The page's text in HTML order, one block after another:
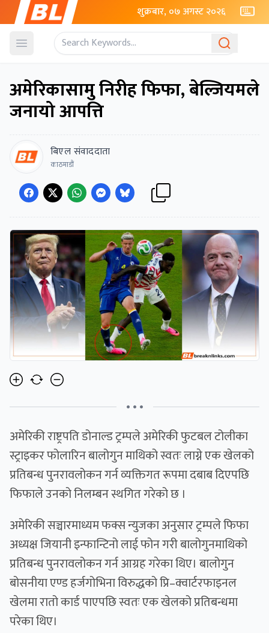
शुक्रबार, ०७ अगस्ट २०२६
Open menu
अमेरिकासामु निरीह फिफा, बेल्जियमले
जनायो आपत्ति
बिएल संवाददाता
काठमाडौं
• • •
अमेरिकी राष्ट्रपति डोनाल्ड ट्रम्पले अमेरिकी फुटबल टोलीका
स्ट्राइकर फोलारिन बालोगुन माथिको स्वतः लाग्ने एक खेलको
प्रतिबन्ध पुनरावलोकन गर्न व्यक्तिगत रूपमा दबाब दिएपछि
फिफाले उनको निलम्बन स्थगित गरेको छ ।
अमेरिकी सञ्चारमाध्यम फक्स न्युजका अनुसार ट्रम्पले फिफा
अध्यक्ष जियानी इन्फान्टिनो लाई फोन गरी बालोगुनमाथिको
प्रतिबन्ध पुनरावलोकन गर्न आग्रह गरेका थिए। बालोगुन
बोसनीया एण्ड हर्जगोभिना विरुद्धको प्रि–क्वार्टरफाइनल
खेलमा रातो कार्ड पाएपछि स्वतः एक खेलको प्रतिबन्धमा
परेका थिए।